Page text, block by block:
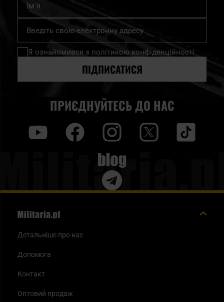
Підпишіться
нашу
розсилку
Я ознайомився з політикою конфіденційності
ПІДПИСАТИСЯ
ПРИЄДНУЙТЕСЬ ДО НАС
Blog
Детальніше про нас
Допомога
Контакт
Оптовий продаж